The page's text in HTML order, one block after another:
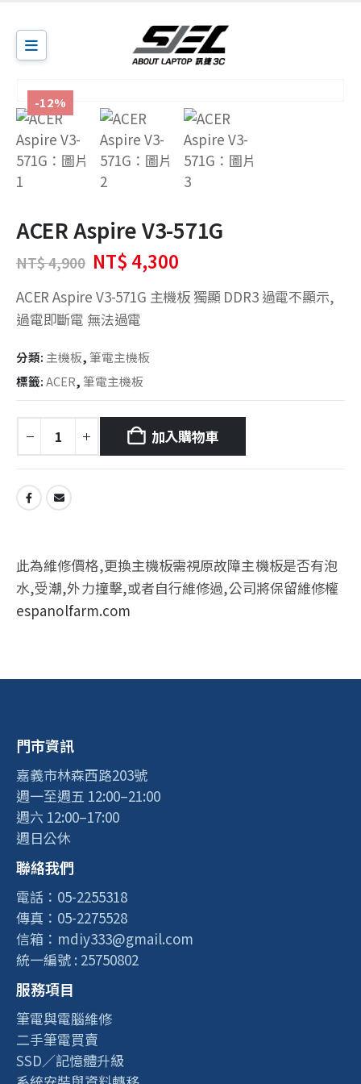
-12%
ACER Aspire V3-571G
NT$4,900 原
始
價
格：
NT$ 4,900。
NT$ 4,300目
價
格：
ACER Aspire V3-571G 主機板 獨顯 DDR3 過電不顯示,
過電即斷電 無法過電
分類: 主機板,筆電主機板
標籤:ACER,筆電主機板
加入購物車
此為維修價格,更換主機板需視原故障主機板是否有泡
水,受潮,外力撞擊,或者自行維修過,公司將保留維修權
espanolfarm.com
門市資訊
嘉義市林森西路203號
週一至週五 12:00–21:00
週六 12:00–17:00
週日公休
聯絡我們
電話：05-2255318
傳真：05-2275528
信箱：mdiy333@gmail.com
統一編號 : 25750802
服務項目
筆電與電腦維修
二手筆電買賣
SSD／記憶體升級